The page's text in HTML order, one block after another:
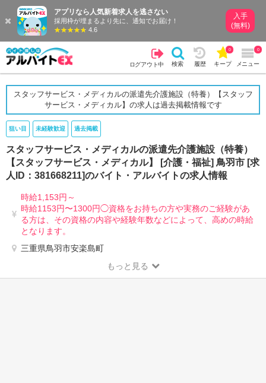
アプリなら人気新着求人を逃さない
採用枠が埋まるより先に、通知でお届け！
4.6
入手
(無料)
ログアウト中 検索 履歴 キープ
0
メニュー
0
スタッフサービス・メディカルの派遣先介護施設（特養）【スタッフ
サービス・メディカル】の求人は過去掲載情報です
狙い目 未経験歓迎 過去掲載
スタッフサービス・メディカルの派遣先介護施設（特養）
【スタッフサービス・メディカル】 [介護・福祉] 鳥羽市 [求
人ID：381668211]のバイト・アルバイトの求人情報
時給1,153円～
時給1153円〜1300円◯資格をお持ちの方や実務のご経験があ
る方は、その資格の内容や経験年数などによって、高めの時給
となります。
三重県鳥羽市安楽島町
もっと見る